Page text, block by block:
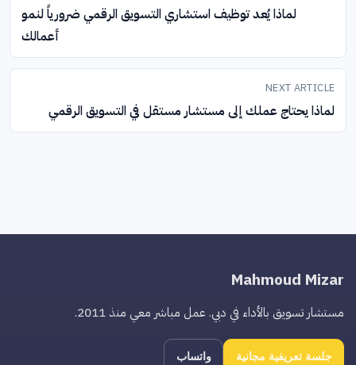
لماذا يُعد توظيف استشاري التسويق الرقمي ضرورياً لنمو
أعمالك
NEXT ARTICLE
لماذا يحتاج عملك إلى مستشار مستقل في التسويق الرقمي
Mahmoud Mizar
مستشار تسويق بالأداء في دبي. عمل مباشر معي منذ 2011.
جلسة تعريفية مجانية واتساب